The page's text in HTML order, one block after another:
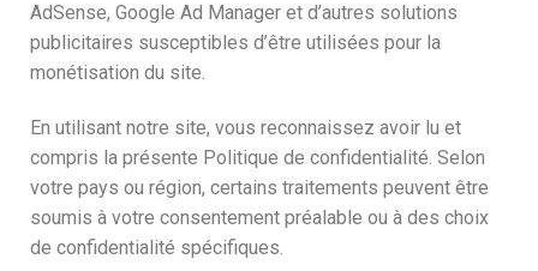
AdSense, Google Ad Manager et d’autres solutions
publicitaires susceptibles d’être utilisées pour la
monétisation du site.
En utilisant notre site, vous reconnaissez avoir lu et
compris la présente Politique de confidentialité. Selon
votre pays ou région, certains traitements peuvent être
soumis à votre consentement préalable ou à des choix
de confidentialité spécifiques.